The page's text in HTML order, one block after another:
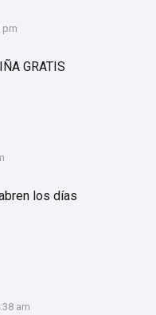
pm
GRATIS
los días
am